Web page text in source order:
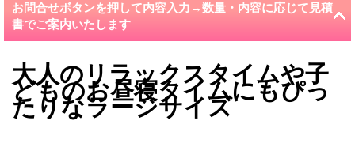
お問合せボタンを押して内容入力→数量・内容に応じて見積
書でご案内いたします
大人のリラックスタイムや子
どものお昼寝タイムにもぴっ
たりなラージサイズ